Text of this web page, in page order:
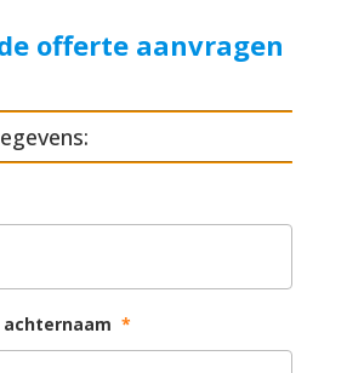
offerte aanvragen
*